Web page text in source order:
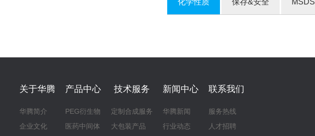
化学性质 保存&安全 MSDS
关于华腾
华腾简介
企业文化
产品中心
PEG衍生物
医药中间体
技术服务
定制合成服务
大包装产品
新闻中心
华腾新闻
行业动态
联系我们
服务热线
人才招聘